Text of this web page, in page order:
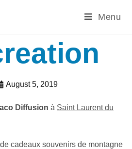
Menu
August 5, 2019
Diffusion à Saint Laurent du
cadeaux souvenirs de montagne